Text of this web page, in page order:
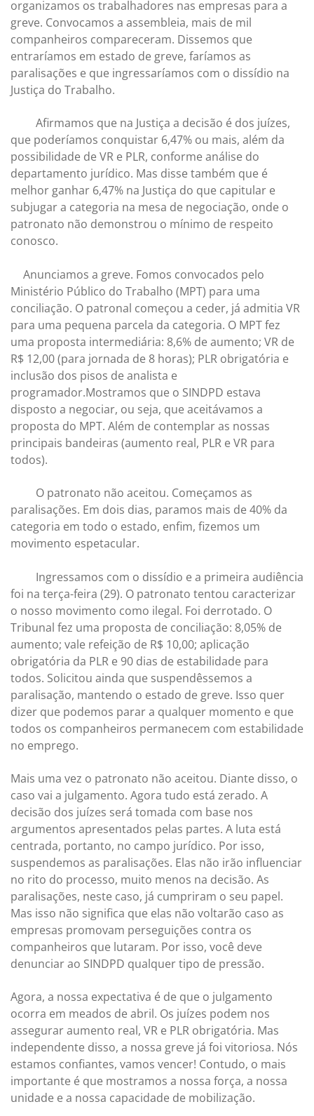
organizamos os trabalhadores nas empresas para a
greve. Convocamos a assembleia, mais de mil
companheiros compareceram. Dissemos que
entraríamos em estado de greve, faríamos as
paralisações e que ingressaríamos com o dissídio na
Justiça do Trabalho.
Afirmamos que na Justiça a decisão é dos juízes,
que poderíamos conquistar 6,47% ou mais, além da
possibilidade de VR e PLR, conforme análise do
departamento jurídico. Mas disse também que é
melhor ganhar 6,47% na Justiça do que capitular e
subjugar a categoria na mesa de negociação, onde o
patronato não demonstrou o mínimo de respeito
conosco.
Anunciamos a greve. Fomos convocados pelo
Ministério Público do Trabalho (MPT) para uma
conciliação. O patronal começou a ceder, já admitia VR
para uma pequena parcela da categoria. O MPT fez
uma proposta intermediária: 8,6% de aumento; VR de
R$ 12,00 (para jornada de 8 horas); PLR obrigatória e
inclusão dos pisos de analista e
programador.Mostramos que o SINDPD estava
disposto a negociar, ou seja, que aceitávamos a
proposta do MPT. Além de contemplar as nossas
principais bandeiras (aumento real, PLR e VR para
todos).
O patronato não aceitou. Começamos as
paralisações. Em dois dias, paramos mais de 40% da
categoria em todo o estado, enfim, fizemos um
movimento espetacular.
Ingressamos com o dissídio e a primeira audiência
foi na terça-feira (29). O patronato tentou caracterizar
o nosso movimento como ilegal. Foi derrotado. O
Tribunal fez uma proposta de conciliação: 8,05% de
aumento; vale refeição de R$ 10,00; aplicação
obrigatória da PLR e 90 dias de estabilidade para
todos. Solicitou ainda que suspendêssemos a
paralisação, mantendo o estado de greve. Isso quer
dizer que podemos parar a qualquer momento e que
todos os companheiros permanecem com estabilidade
no emprego.
Mais uma vez o patronato não aceitou. Diante disso, o
caso vai a julgamento. Agora tudo está zerado. A
decisão dos juízes será tomada com base nos
argumentos apresentados pelas partes. A luta está
centrada, portanto, no campo jurídico. Por isso,
suspendemos as paralisações. Elas não irão influenciar
no rito do processo, muito menos na decisão. As
paralisações, neste caso, já cumpriram o seu papel.
Mas isso não significa que elas não voltarão caso as
empresas promovam perseguições contra os
companheiros que lutaram. Por isso, você deve
denunciar ao SINDPD qualquer tipo de pressão.
Agora, a nossa expectativa é de que o julgamento
ocorra em meados de abril. Os juízes podem nos
assegurar aumento real, VR e PLR obrigatória. Mas
independente disso, a nossa greve já foi vitoriosa. Nós
estamos confiantes, vamos vencer! Contudo, o mais
importante é que mostramos a nossa força, a nossa
unidade e a nossa capacidade de mobilização.